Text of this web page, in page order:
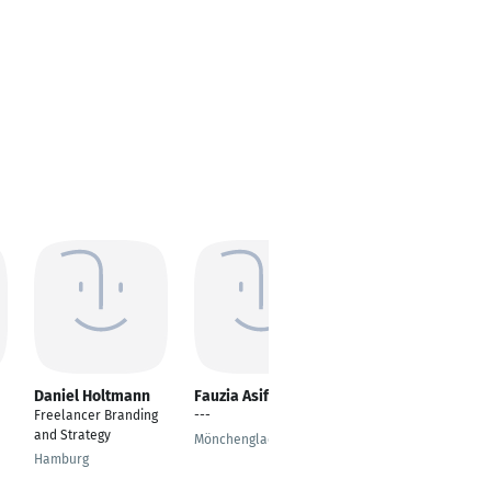
Daniel Holtmann
Freelancer Branding
and Strategy
Hamburg
Fauzia Asif
---
Mönchengladbach